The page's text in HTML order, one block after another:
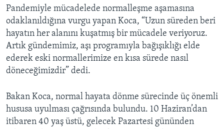
Pandemiyle mücadelede normalleşme aşamasına
odaklanıldığına vurgu yapan Koca, “Uzun süreden beri
hayatın her alanını kuşatmış bir mücadele veriyoruz.
Artık gündemimiz, aşı programıyla bağışıklığı elde
ederek eski normallerimize en kısa sürede nasıl
döneceğimizdir” dedi.
Bakan Koca, normal hayata dönme sürecinde üç önemli
hususa uyulması çağrısında bulundu. 10 Haziran’dan
itibaren 40 yaş üstü, gelecek Pazartesi gününden